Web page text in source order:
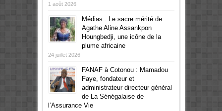
1 août 2026
Médias : Le sacre mérité de
Agathe Aline Assankpon
Houngbedji, une icône de la
plume africaine
24 juillet 2026
FANAF à Cotonou : Mamadou
Faye, fondateur et
administrateur directeur général
de La Sénégalaise de
l’Assurance Vie